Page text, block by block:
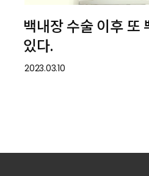
백내장 수술 이후 또
있다.
2023.03.10